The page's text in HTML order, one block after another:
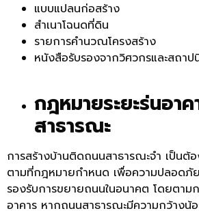
แบบแปลนก่อสร้าง
สำเนาโฉนดที่ดิน
รายการคำนวณโครงสร้าง
หนังสือรับรองจากวิศวกรและสถาป
กฎหมายระยะร่นอา
สาธารณะ
การสร้างบ้านติดถนนสาธารณะจำ เป็นต้อ
ตามที่กฎหมายกำหนด เพื่อความปลอดภัย
รองรับการขยายถนนในอนาคต โดยตาม
อาคาร หากถนนสาธารณะมีความกว้างน้